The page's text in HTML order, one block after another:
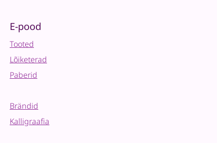
E-pood
Tooted
Lõiketerad
Paberid
Brändid
Kalligraafia